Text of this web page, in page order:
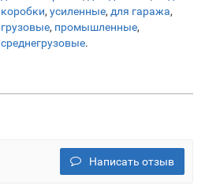
коробки, усиленные, для гаража,
грузовые, промышленные,
среднегрузовые.
Написать отзыв